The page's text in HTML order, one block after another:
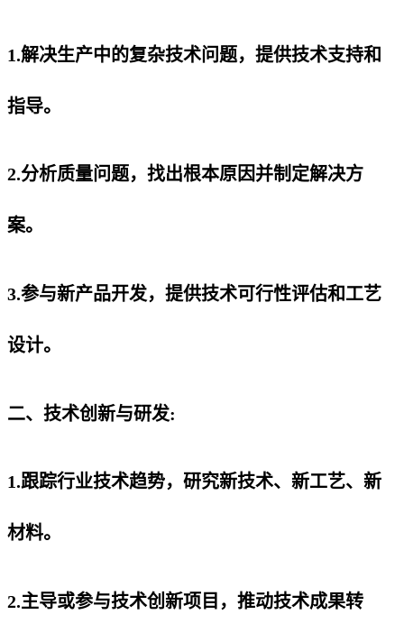
1.解决生产中的复杂技术问题，提供技术支持和
指导。
2.分析质量问题，找出根本原因并制定解决方
案。
3.参与新产品开发，提供技术可行性评估和工艺
设计。
二、技术创新与研发:
1.跟踪行业技术趋势，研究新技术、新工艺、新
材料。
2.主导或参与技术创新项目，推动技术成果转